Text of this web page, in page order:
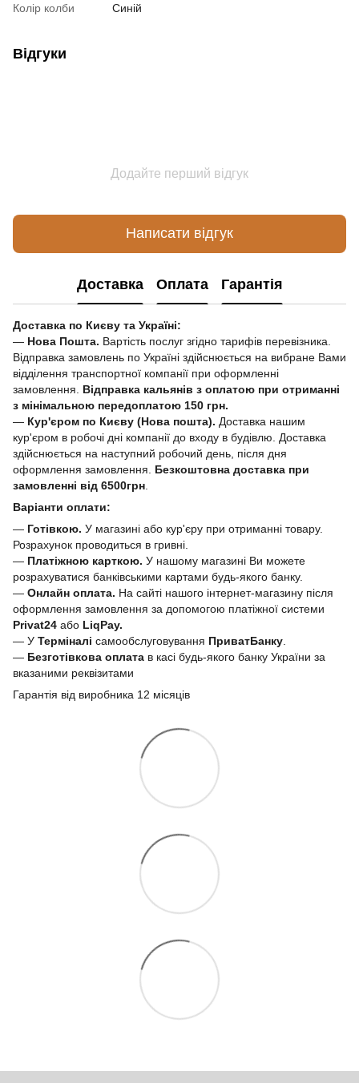
Колір колби Синій
Відгуки
Додайте перший відгук
Написати відгук
Доставка Оплата Гарантія
Доставка по Києву та Україні:
— Нова Пошта. Вартість послуг згідно тарифів перевізника.
Відправка замовлень по Україні здійснюється на вибране Вами
відділення транспортної компанії при оформленні
замовлення. Відправка кальянів з оплатою при отриманні
з мінімальною передоплатою 150 грн.
— Кур'єром по Києву (Нова пошта). Доставка нашим
кур'єром в робочі дні компанії до входу в будівлю. Доставка
здійснюється на наступний робочий день, після дня
оформлення замовлення.
Безкоштовна доставка при
замовленні від 6500грн
Варіанти оплати:
— Готівкою. У магазині або кур'єру при отриманні товару.
Розрахунок проводиться в гривні.
— Платіжною карткою. У нашому магазині Ви можете
розрахуватися банківськими картами будь-якого банку.
— Онлайн оплата. На сайті нашого інтернет-магазину після
оформлення замовлення за допомогою платіжної системи
Privat24 або LiqPay.
— У Терміналі самообслуговування ПриватБанку
— Безготівкова оплата в касі будь-якого банку України за
вказаними реквізитами
Гарантія від виробника 12 місяців